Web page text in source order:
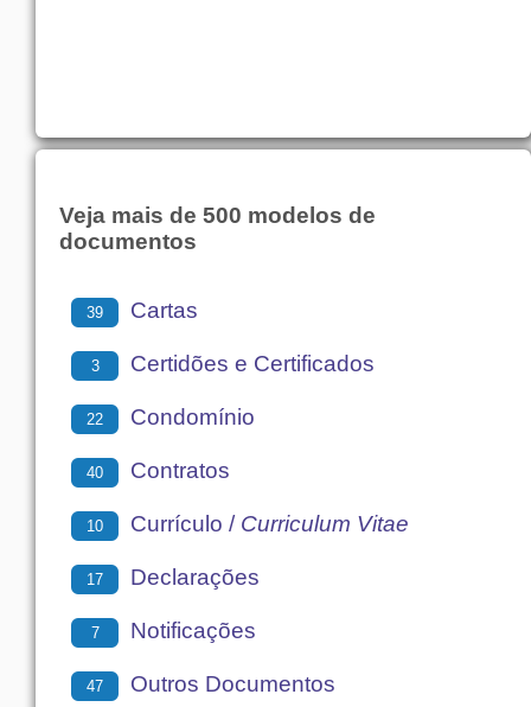
Veja mais de 500 modelos de
documentos
39 Cartas
3 Certidões e Certificados
22 Condomínio
40 Contratos
10 Currículo / Curriculum Vitae
17 Declarações
7 Notificações
47 Outros Documentos